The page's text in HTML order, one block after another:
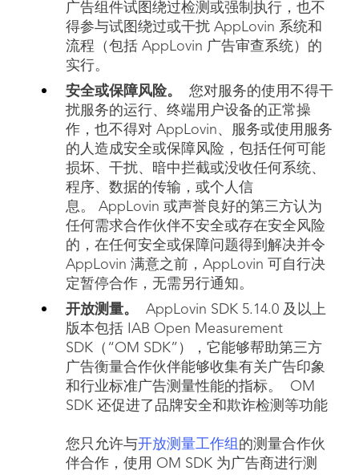
广告组件试图绕过检测或强制执行，也不
得参与试图绕过或干扰 AppLovin 系统和
流程（包括 AppLovin 广告审查系统）的
实行。
安全或保障风险。
您对服务的使用不得干
扰服务的运行、终端用户设备的正常操
作，也不得对 AppLovin、服务或使用服务
的人造成安全或保障风险，包括任何可能
损坏、干扰、暗中拦截或没收任何系统、
程序、数据的传输，或个人信
息。 AppLovin 或声誉良好的第三方认为
任何需求合作伙伴不安全或存在安全风险
的，在任何安全或保障问题得到解决并令
AppLovin 满意之前，AppLovin 可自行决
定暂停合作，无需另行通知。
开放测量。
AppLovin SDK 5.14.0 及以上
版本包括 IAB Open Measurement
SDK（“OM SDK”），它能够帮助第三方
广告衡量合作伙伴能够收集有关广告印象
和行业标准广告测量性能的指标。 OM
SDK 还促进了品牌安全和欺诈检测等功能
您只允许与开放测量工作组 的测量合作伙
伴合作，使用 OM SDK 为广告商进行测